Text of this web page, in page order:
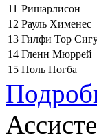
11 Ришарлисон
12 Рауль Хименес
13 Гилфи Тор
14 Гленн Мюррей
15 Поль Погба